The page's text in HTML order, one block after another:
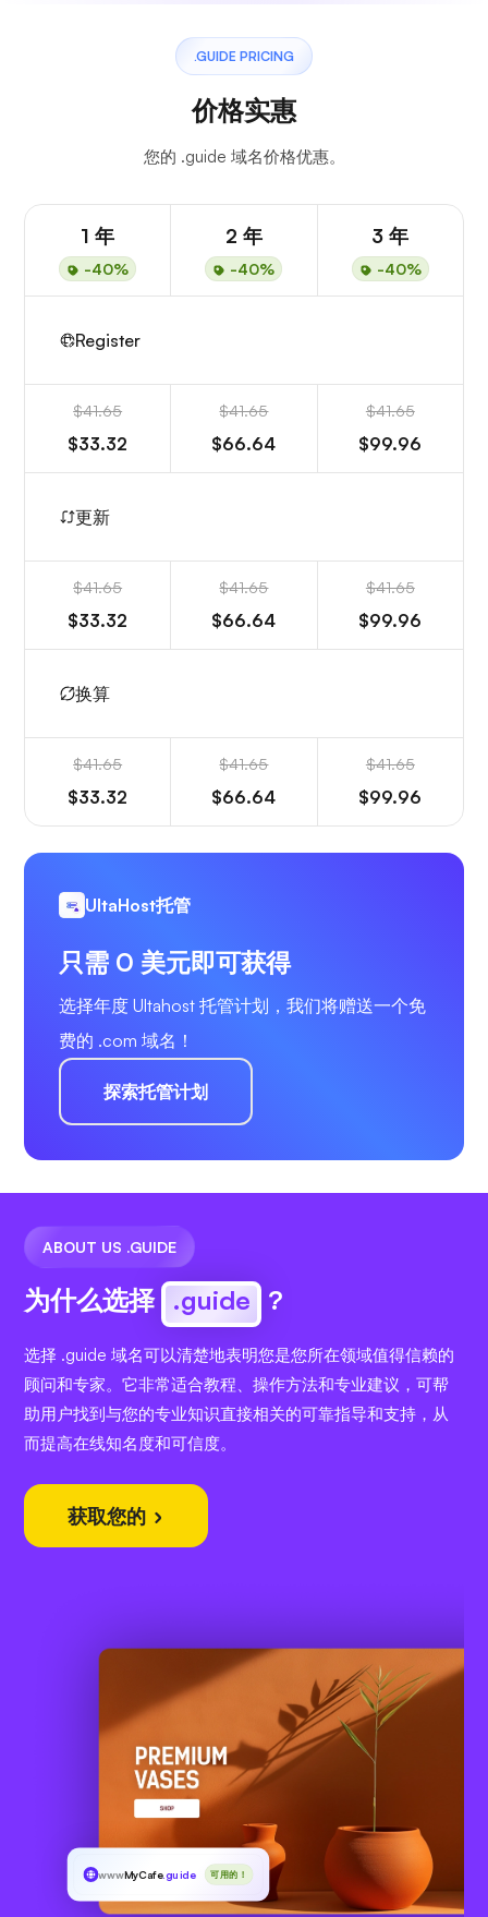
.GUIDE PRICING
价格实惠
您的 .guide 域名价格优惠。
1 年
-40%
2 年
-40%
3 年
-40%
Register
$41.65
$33.32
$41.65
$66.64
$41.65
$99.96
更新
$41.65
$33.32
$41.65
$66.64
$41.65
$99.96
换算
$41.65
$33.32
$41.65
$66.64
$41.65
$99.96
UltaHost托管
只需 0 美元即可获得
选择年度 Ultahost 托管计划，我们将赠送一个免
费的 .com 域名！
探索托管计划
ABOUT US .GUIDE
为什么选择 .guide ?
选择 .guide 域名可以清楚地表明您是您所在领域值得信赖的
顾问和专家。它非常适合教程、操作方法和专业建议，可帮
助用户找到与您的专业知识直接相关的可靠指导和支持，从
而提高在线知名度和可信度。
获取您的
wwwMyCafe.guide 可用的！